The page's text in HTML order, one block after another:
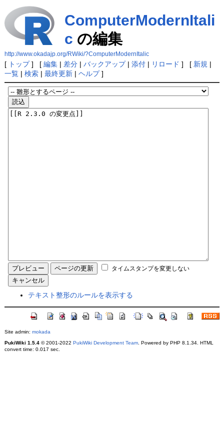
ComputerModernItali
c の編集
http://www.okadajp.org/RWiki/?ComputerModernItalic
[ トップ] [ 編集| 差分| バックアップ| 添付| リロード ] [ 新規 |
一覧| 検索| 最終更新| ヘルプ]
タイムスタンプを変更しない
テキスト整形のルールを表示する
Site admin: mokada
PukiWiki 1.5.4© 2001-2022 PukiWiki Development Team. Powered by PHP 8.1.34. HTML
convert time: 0.017 sec.